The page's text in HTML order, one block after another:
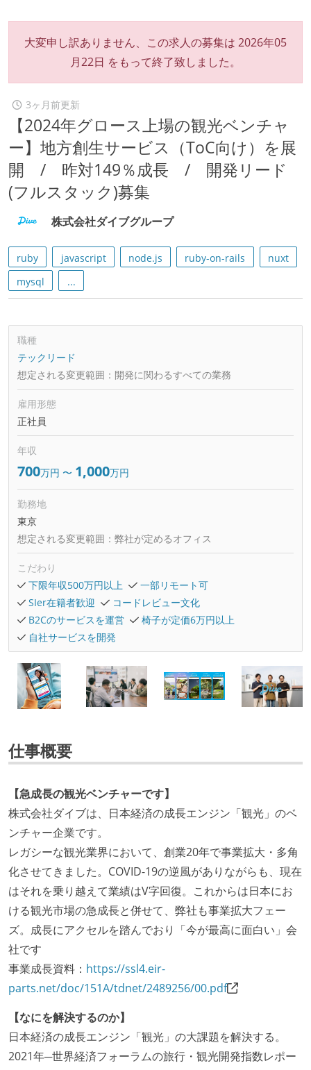
大変申し訳ありません、この求人の募集は 2026年05
月22日 をもって終了致しました。
3ヶ月前更新
【2024年グロース上場の観光ベンチャ
ー】地方創生サービス（ToC向け）を展
開 / 昨対149％成長 / 開発リード
(フルスタック)募集
株式会社ダイブグループ
ruby javascript node.js ruby-on-rails
nuxt
mysql
...
職種
テックリード
想定される変更範囲： 開発に関わるすべての業務
雇用形態
正社員
年収
700万円 〜 1,000万円
勤務地
東京
想定される変更範囲： 弊社が定めるオフィス
こだわり
下限年収500万円以上
一部リモート可
SIer在籍者歓迎
コードレビュー文化
B2Cのサービスを運営
椅子が定価6万円以上
自社サービスを開発
仕事概要
【急成長の観光ベンチャーです】
株式会社ダイブは、日本経済の成長エンジン「観光」のベ
ンチャー企業です。
レガシーな観光業界において、創業20年で事業拡大・多角
化させてきました。COVID-19の逆風がありながらも、現在
はそれを乗り越えて業績はV字回復。これからは日本にお
ける観光市場の急成長と併せて、弊社も事業拡大フェー
ズ。成長にアクセルを踏んでおり「今が最高に面白い」会
社です
事業成長資料： https://ssl4.eir-
parts.net/doc/151A/tdnet/2489256/00.pdf
【なにを解決するのか】
日本経済の成長エンジン「観光」の大課題を解決する。
2021年─世界経済フォーラムの旅行・観光開発指数レポー